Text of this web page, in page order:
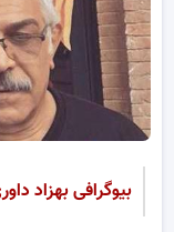
بیوگرافی بهزاد